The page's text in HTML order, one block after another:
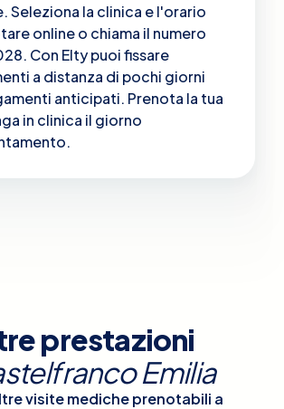
Seleziona la clinica e l'orario
online o chiama il numero
Con Elty puoi fissare
a distanza di pochi giorni
anticipati. Prenota la tua
in clinica il giorno
prestazioni
Emilia
visite mediche prenotabili a